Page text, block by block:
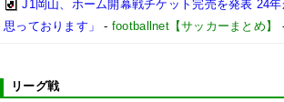
J1岡山、ホーム開幕戦チケット完売を発表 24
思っております」
- footballnet【サッカーまとめ】
リーグ戦